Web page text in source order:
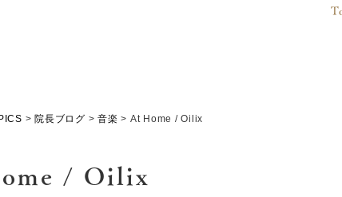
> 院長ブログ > 音楽 > At Home / Oilix
/ Oilix